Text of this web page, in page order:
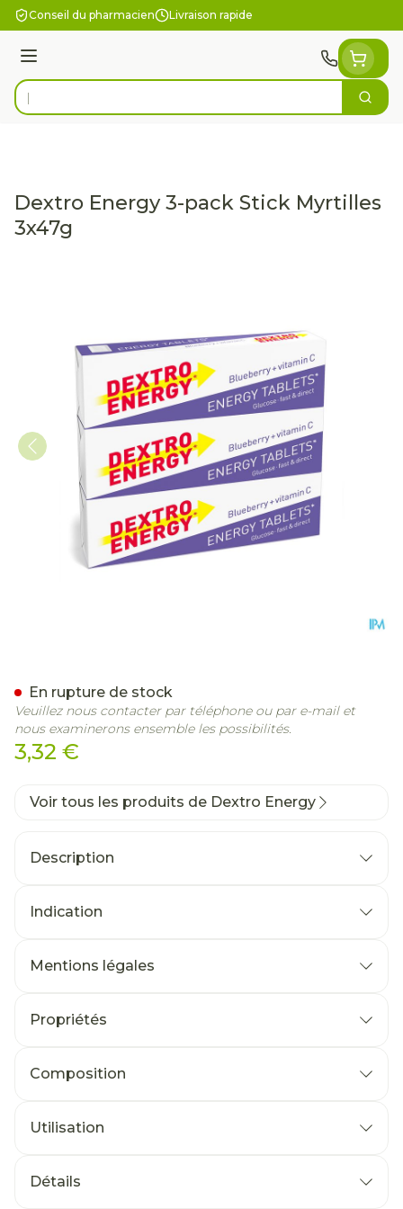
Aller au contenu
Conseil du pharmacien Livraison rapide
Menu
Rechercher
Dextro Energy 3-pack Stick Myrtilles
3x47g
3,32 €
En rupture de stock
Veuillez nous contacter par téléphone ou par e-mail et
nous examinerons ensemble les possibilités.
Voir tous les produits de Dextro Energy
Description
Indication
Mentions légales
Propriétés
Composition
Utilisation
Détails